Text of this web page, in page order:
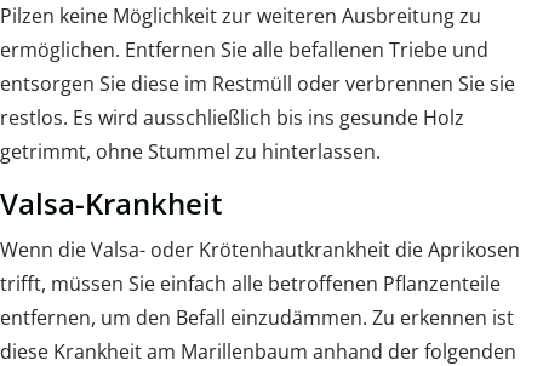
Pilzen keine Möglichkeit zur weiteren Ausbreitung zu
ermöglichen. Entfernen Sie alle befallenen Triebe und
entsorgen Sie diese im Restmüll oder verbrennen Sie sie
restlos. Es wird ausschließlich bis ins gesunde Holz
getrimmt, ohne Stummel zu hinterlassen.
Valsa-Krankheit
Wenn die Valsa- oder Krötenhautkrankheit die Aprikosen
trifft, müssen Sie einfach alle betroffenen Pflanzenteile
entfernen, um den Befall einzudämmen. Zu erkennen ist
diese Krankheit am Marillenbaum anhand der folgenden